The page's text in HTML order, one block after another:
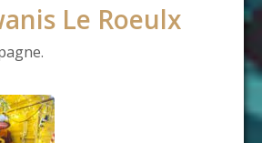
Le Roeulx